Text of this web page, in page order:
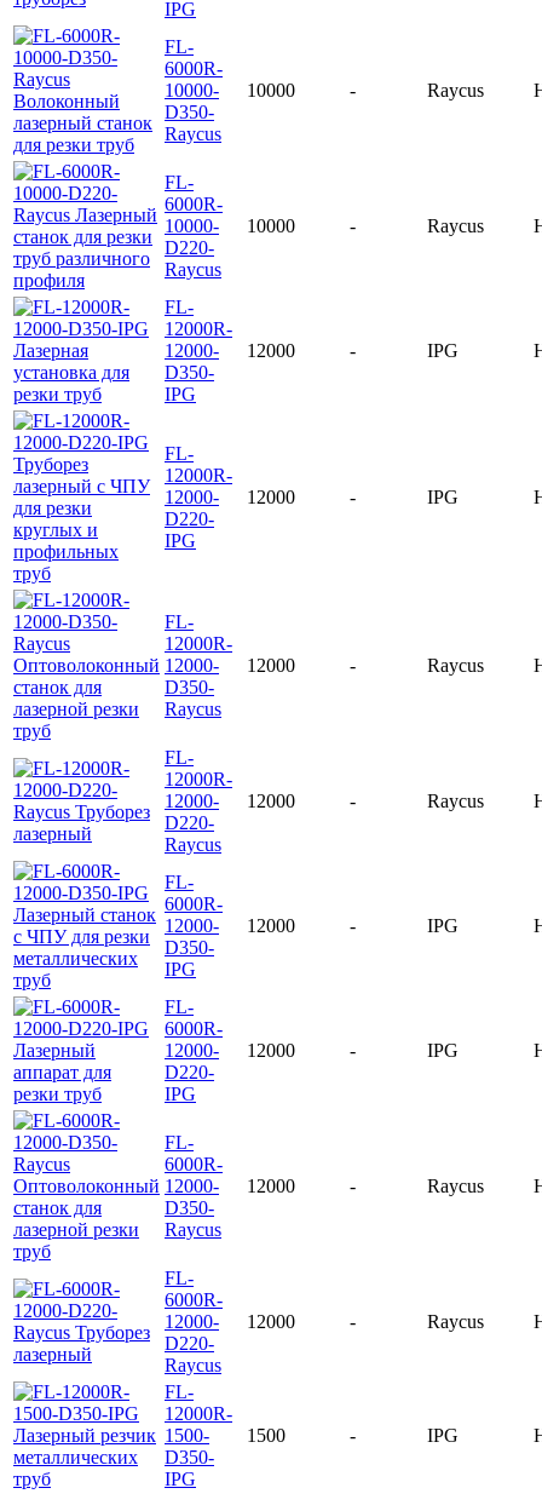
IPG
FL-
6000R-
10000-
D350-
Raycus
10000 - Raycus
FL-
6000R-
10000-
D220-
Raycus
10000 - Raycus
FL-
12000R-
12000-
D350-
IPG
12000 - IPG
FL-
12000R-
12000-
D220-
IPG
12000 - IPG
FL-
12000R-
12000-
D350-
Raycus
12000 - Raycus
FL-
12000R-
12000-
D220-
Raycus
12000 - Raycus
FL-
6000R-
12000-
D350-
IPG
12000 - IPG
FL-
6000R-
12000-
D220-
IPG
12000 - IPG
FL-
6000R-
12000-
D350-
Raycus
12000 - Raycus
FL-
6000R-
12000-
D220-
Raycus
12000 - Raycus
FL-
12000R-
1500-
D350-
IPG
1500 - IPG